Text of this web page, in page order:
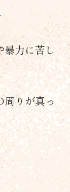
暴力に苦し
周りが真っ